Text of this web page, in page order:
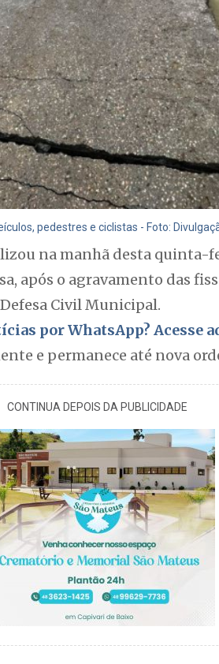
pedestres e ciclistas - Foto:
na manhã desta quinta-
após o agravamento das
Civil Municipal.
por WhatsApp? Acesse
e permanece até nova
CONTINUA DEPOIS DA PUBLICIDADE